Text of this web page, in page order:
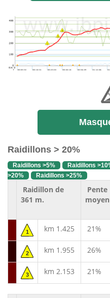
Raidillons > 20%
Raidillons >5% Raidillons
>20%
Raidillons >25%
Raidillon de
361 m.
Pente
1 km 1.425 21%
2 km 1.955 26%
3 km 2.153 21%